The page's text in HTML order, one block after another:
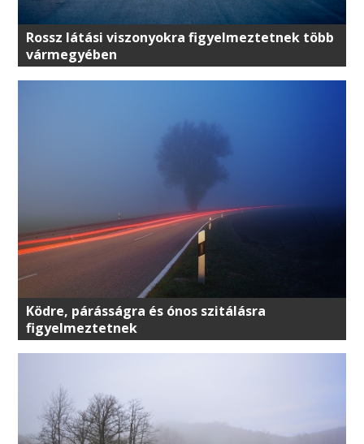
Rossz látási viszonyokra figyelmeztetnek több
vármegyében
Ködre, párásságra és ónos szitálásra
figyelmeztetnek